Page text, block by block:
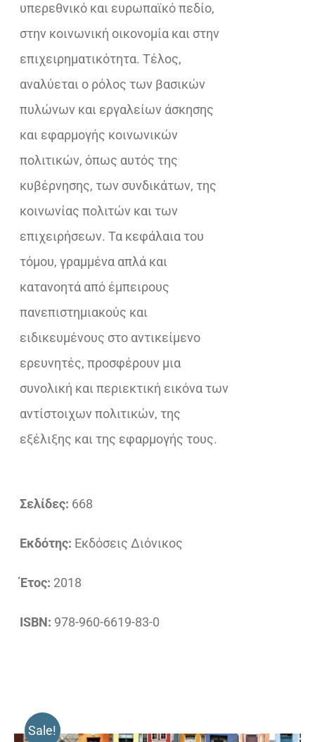
υπερεθνικό και ευρωπαϊκό πεδίο,
στην κοινωνική οικονομία και στην
επιχειρηματικότητα. Τέλος,
αναλύεται ο ρόλος των βασικών
πυλώνων και εργαλείων άσκησης
και εφαρμογής κοινωνικών
πολιτικών, όπως αυτός της
κυβέρνησης, των συνδικάτων, της
κοινωνίας πολιτών και των
επιχειρήσεων. Τα κεφάλαια του
τόμου, γραμμένα απλά και
κατανοητά από έμπειρους
πανεπιστημιακούς και
ειδικευμένους στο αντικείμενο
ερευνητές, προσφέρουν μια
συνολική και περιεκτική εικόνα των
αντίστοιχων πολιτικών, της
εξέλιξης και της εφαρμογής τους.
Σελίδες: 668
Εκδότης: Εκδόσεις Διόνικος
Έτος: 2018
ISBN: 978-960-6619-83-0
Sale!